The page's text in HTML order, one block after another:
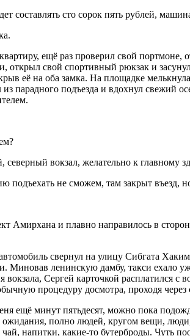
составлять сто сорок пять рублей,
ещё раз проверил свой
открыл свой спортивный рюкзак и
её на оба замка. На площадке
парадного подъезда и вдохнул свежий
вокзал, желательно к главному
подъехать не сможем, там закрыт въезд,
Амирхана и плавно направилось в
свернул на улицу Сибгата
Миновав ленинскую дамбу, такси ехало
вокзала, Сергей карточкой расплатился
процедуру досмотра, проходя
ещё минут пятьдесят, можно пока
полно людей, кругом вещи,
напитки, какие-то бутерброды. Чуть